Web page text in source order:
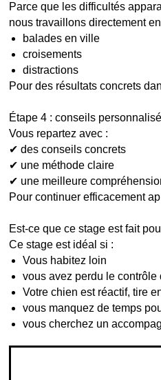
Parce que les difficultés
nous travaillons directement
balades en ville
croisements
distractions
Pour des résultats concrets
Étape 4 : conseils
Vous repartez avec :
✔ des conseils concrets
✔ une méthode claire
✔ une meilleure
Pour continuer efficacement
Est-ce que ce stage est fait
Ce stage est idéal si :
Vous habitez loin
vous avez perdu le contrôle
Votre chien est réactif, tire
vous manquez de temps
vous cherchez un